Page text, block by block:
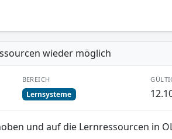
wieder möglich
BEREICH
Lernsysteme
und auf die Lernressourcen in